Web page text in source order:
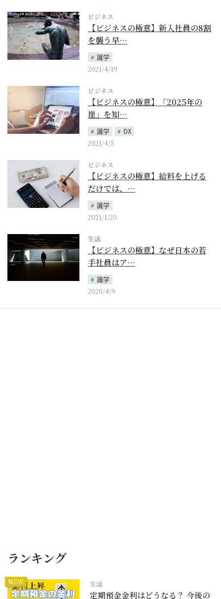
ビジネス
【ビジネスの極意】新入社員の8割
を襲う早…
識学
2021/4/19
ビジネス
【ビジネスの極意】「2025年の
崖」を知…
識学
DX
2021/4/5
ビジネス
【ビジネスの極意】給料を上げる
だけでは、…
識学
2021/1/20
生活
【ビジネスの極意】なぜ日本の若
手社員はア…
識学
2020/4/9
ランキング
NEW 生活
定期預金金利はどうなる？ 今後の